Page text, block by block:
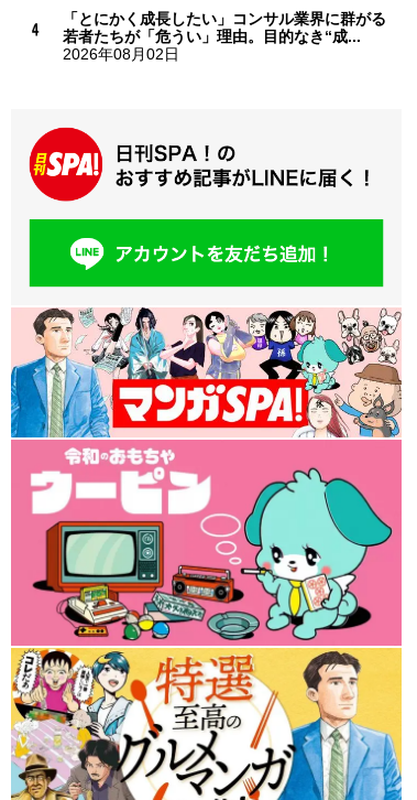
「とにかく成長したい」コンサル業界に群がる
若者たちが「危うい」理由。目的なき“成...
2026年08月02日